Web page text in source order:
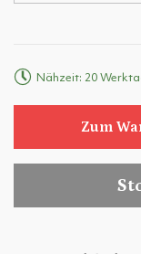
Nähzeit: 20
Zum